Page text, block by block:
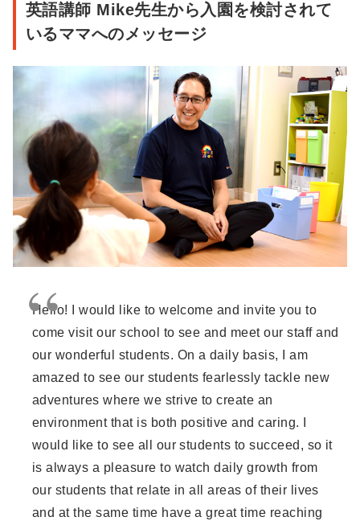
英語講師 Mike先生から入園を検討されて
いるママへのメッセージ
Hello! I would like to welcome and invite you to
come visit our school to see and meet our staff and
our wonderful students. On a daily basis, I am
amazed to see our students fearlessly tackle new
adventures where we strive to create an
environment that is both positive and caring. I
would like to see all our students to succeed, so it
is always a pleasure to watch daily growth from
our students that relate in all areas of their lives
and at the same time have a great time reaching